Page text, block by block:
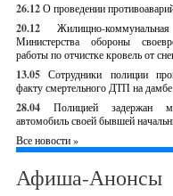
26.12О проведении
20.12
Жилищно-
Министерства обороны
работы по отчистке кровель от
13.05 Сотрудники полиции
факту смертельного ДТП на дамбе
28.04
Полицией задержан
автомобиль своей бывшей
Все новости »
Афиша-Анонсы